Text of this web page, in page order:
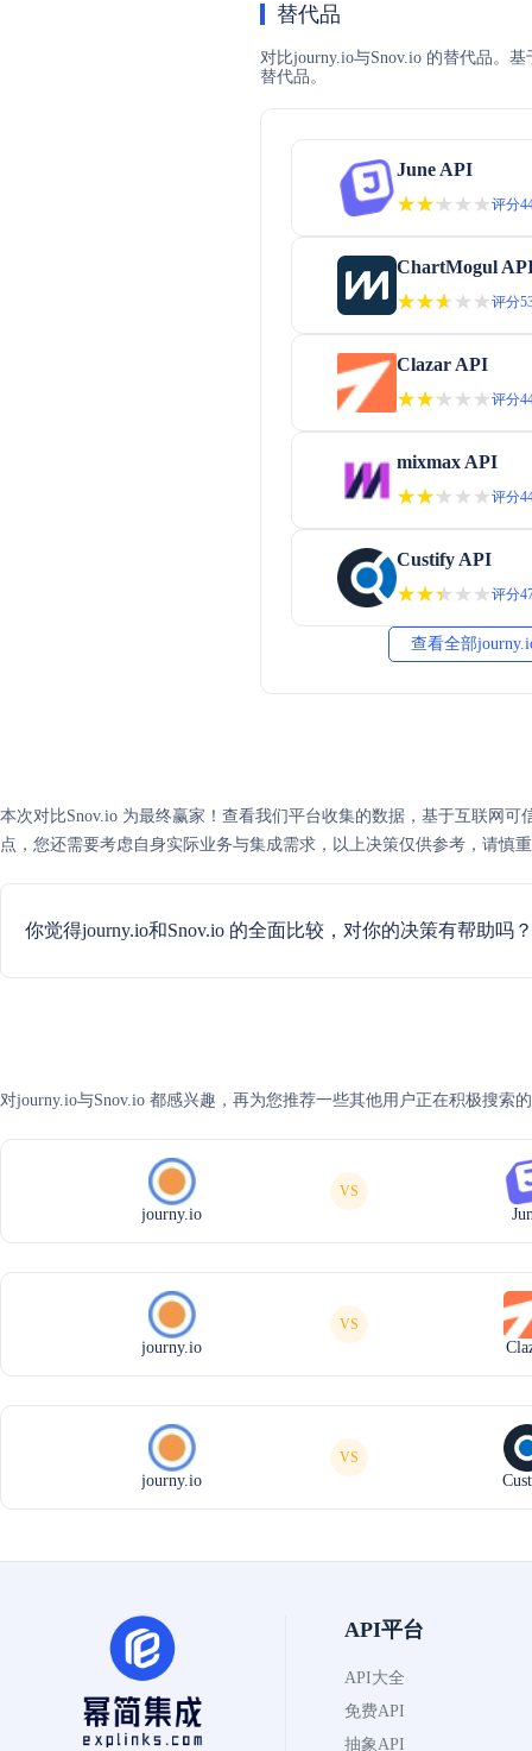
替代品
对比journy.io与Snov.io 的替代品。
替代品。
June API
★★★★★
★★★★★评分
ChartMogul
★★★★★
★★★★★评分
Clazar API
★★★★★
★★★★★评分
mixmax API
★★★★★
★★★★★评分
Custify API
★★★★★
★★★★★评分
查看全部
本次对比Snov.io 为最终赢家！查看我们平台收集的数据，基于互联网
点，您还需要考虑自身实际业务与集成需求，以上决策仅供参考，请慎
你觉得journy.io和Snov.io 的全面比较，对你的决策有帮助吗？
对journy.io与Snov.io 都感兴趣，再为您推荐一些其他用户正在积极搜索
journy.io
VS
journy.io
VS
journy.io
VS
API平台
API大全
免费API
抽象API